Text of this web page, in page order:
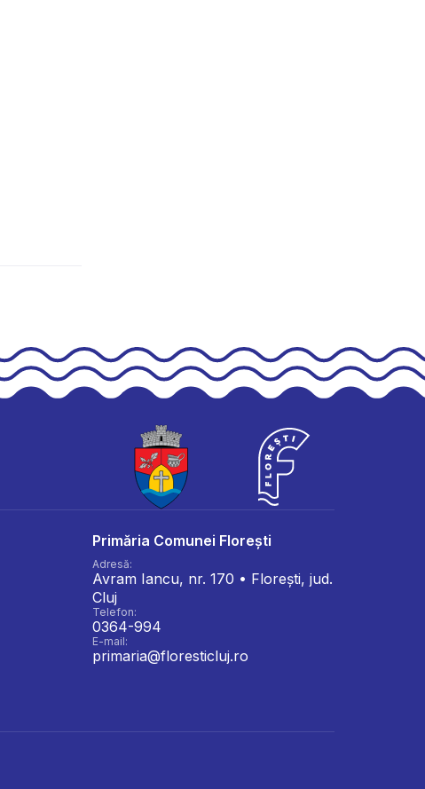
Primăria Comunei Florești
Adresă:
Avram Iancu, nr. 170 • Florești, jud.
Cluj
Telefon:
0364-994
E-mail:
primaria@floresticluj.ro